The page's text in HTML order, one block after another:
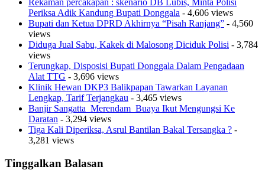
Rekaman percakapan : skenario DB Lubis, Minta Polisi
Periksa Adik Kandung Bupati Donggala - 4,606 views
Bupati dan Ketua DPRD Akhirnya “Pisah Ranjang” - 4,560
views
Diduga Jual Sabu, Kakek di Malosong Diciduk Polisi - 3,784
views
Terungkap, Disposisi Bupati Donggala Dalam Pengadaan
Alat TTG - 3,696 views
Klinik Hewan DKP3 Balikpapan Tawarkan Layanan
Lengkap, Tarif Terjangkau - 3,465 views
Banjir Sangatta Merendam Buaya Ikut Mengungsi Ke
Daratan - 3,294 views
Tiga Kali Diperiksa, Asrul Bantilan Bakal Tersangka ? -
3,281 views
Tinggalkan Balasan